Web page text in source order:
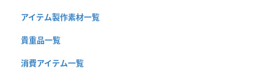
アイテム製作素材一覧
貴重品一覧
消費アイテム一覧